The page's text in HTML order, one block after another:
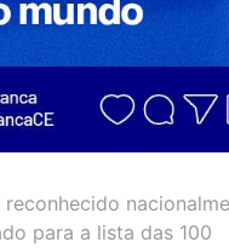
para a lista das 100